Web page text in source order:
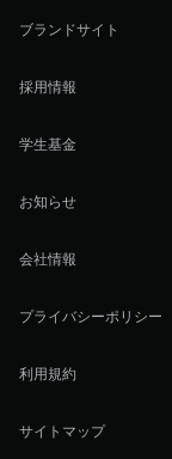
ブランドサイト
採用情報
学生基金
お知らせ
会社情報
プライバシーポリシー
利用規約
サイトマップ